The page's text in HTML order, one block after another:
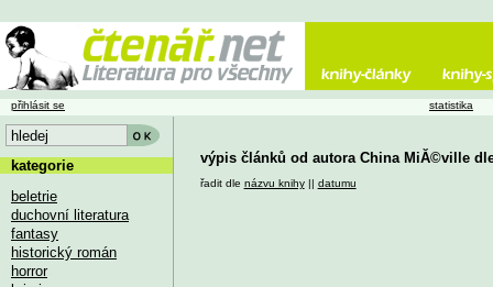
výpis článků od autora China MiĂ©ville
řadit dle názvu knihy|| datumu
přihlásit se statistika
kategorie
beletrie
duchovní literatura
fantasy
historický román
horror